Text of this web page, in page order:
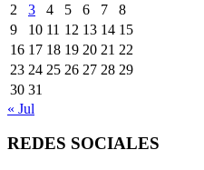
2
3 4 5 6 7
8
9
10 11 12 13 14 15
16 17 18 19 20 21 22
23 24 25 26 27 28 29
30 31
« Jul
REDES SOCIALES